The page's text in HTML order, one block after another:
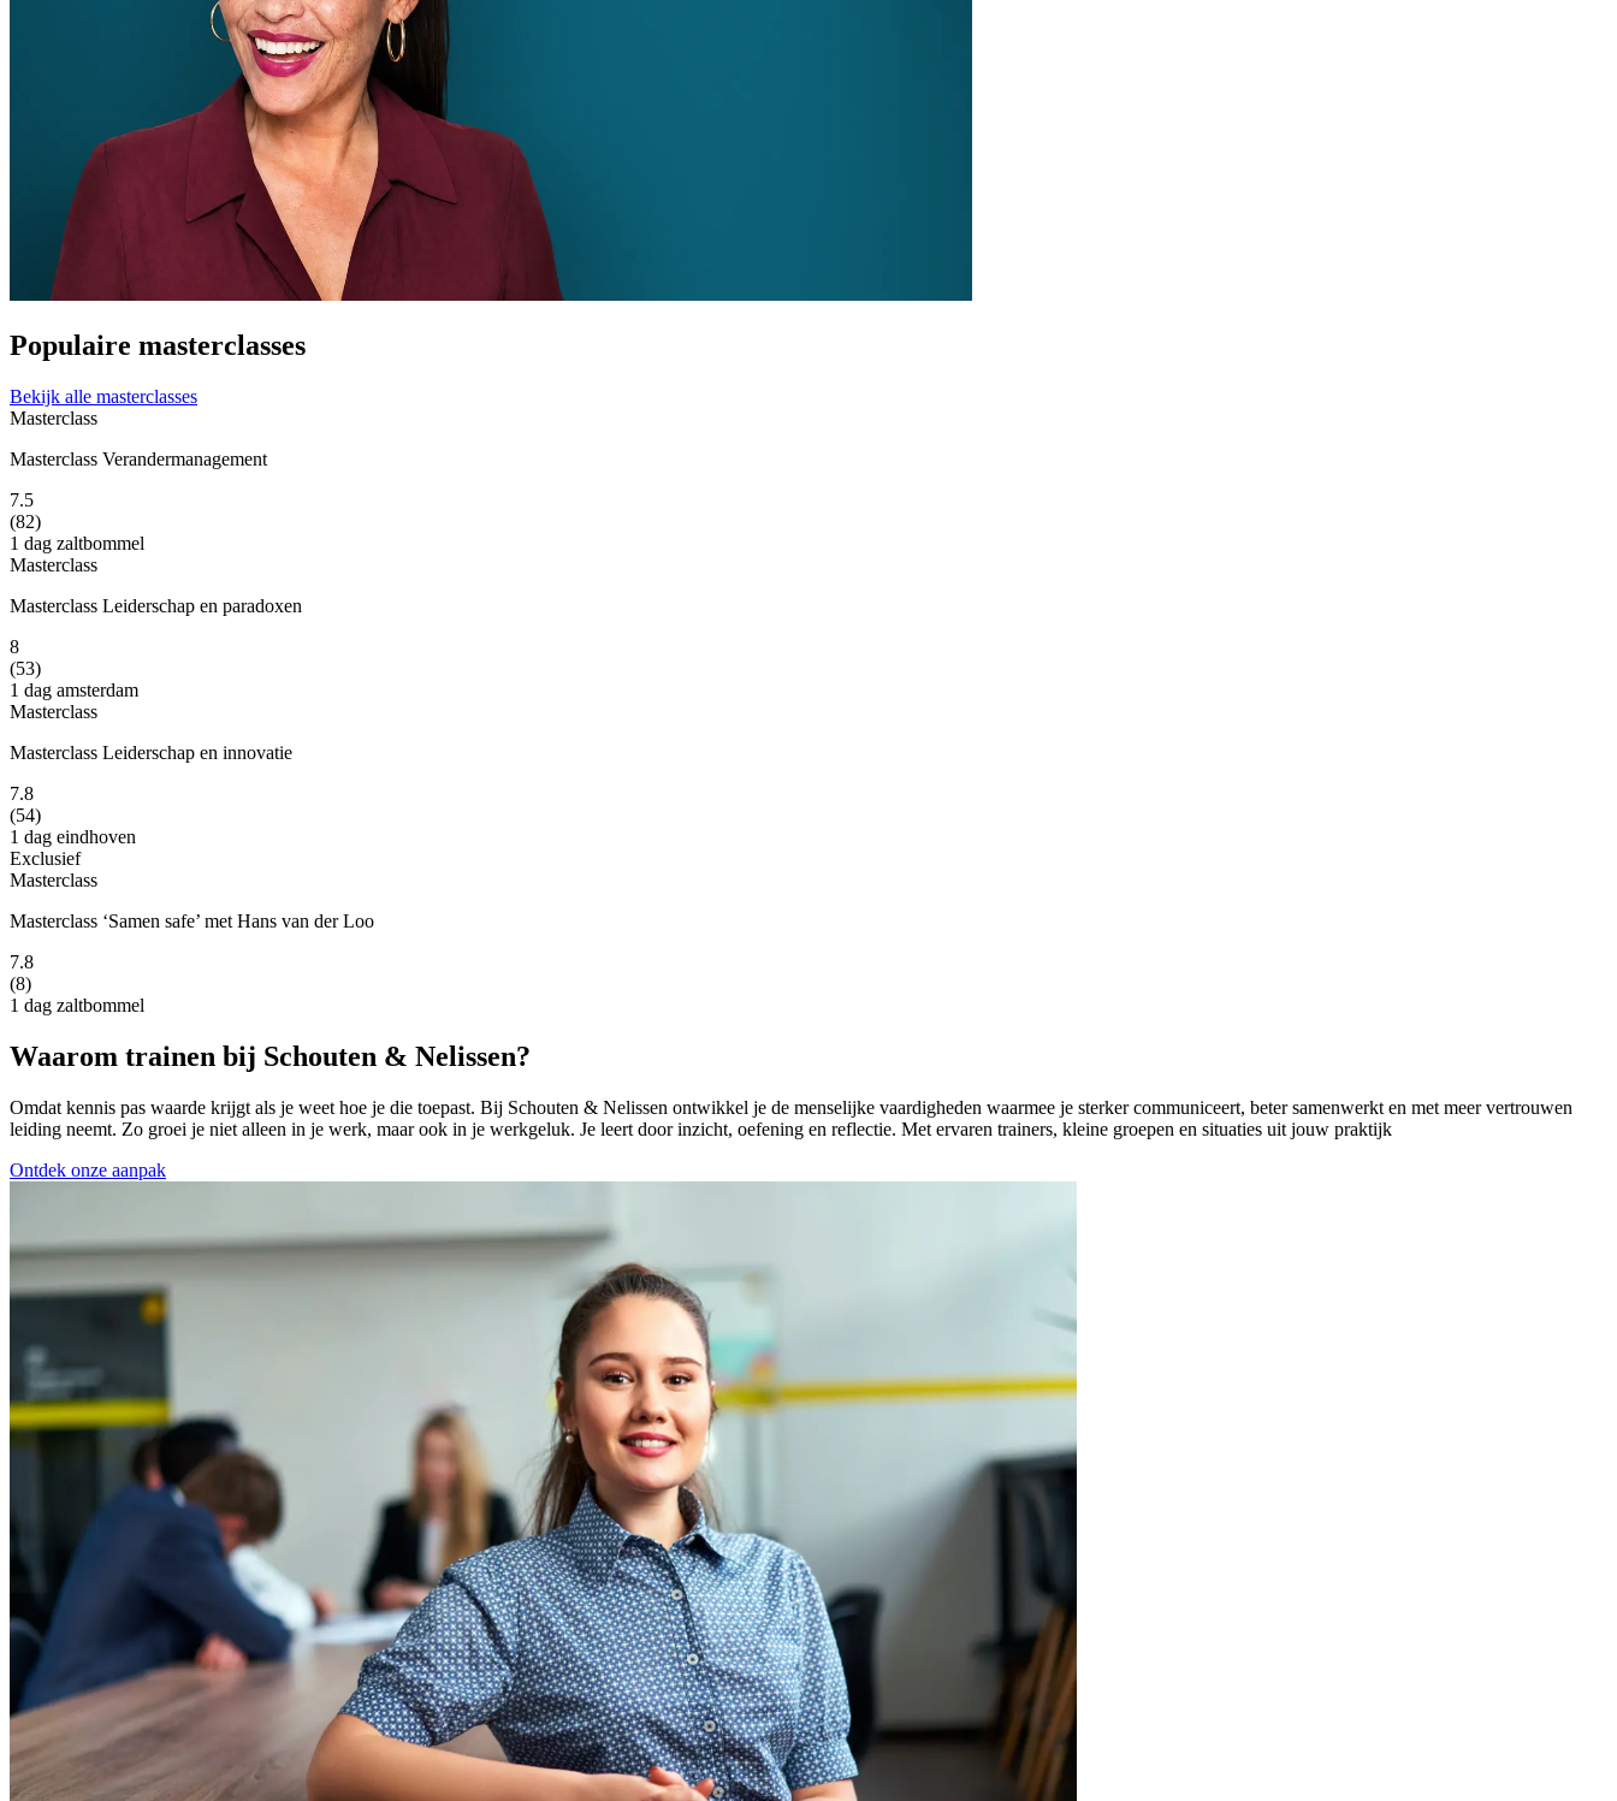
Populaire masterclasses
Bekijk alle masterclasses
Masterclass
Masterclass Verandermanagement
7.5
(82)
1 dag zaltbommel
Masterclass
Masterclass Leiderschap en paradoxen
8
(53)
1 dag amsterdam
Masterclass
Masterclass Leiderschap en innovatie
7.8
(54)
1 dag eindhoven
Exclusief
Masterclass
Masterclass ‘Samen safe’ met Hans van der Loo
7.8
(8)
1 dag zaltbommel
Waarom trainen bij Schouten & Nelissen?
Omdat kennis pas waarde krijgt als je weet hoe je die toepast. Bij Schouten & Nelissen ontwikkel je de menselijke vaardigheden waarmee je sterker communiceert, beter samenwerkt en met meer vertrouwen
leiding neemt. Zo groei je niet alleen in je werk, maar ook in je werkgeluk. Je leert door inzicht, oefening en reflectie. Met ervaren trainers, kleine groepen en situaties uit jouw praktijk
Ontdek onze aanpak